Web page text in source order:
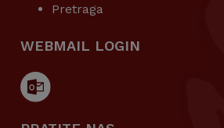
Pretraga
WEBMAIL LOGIN